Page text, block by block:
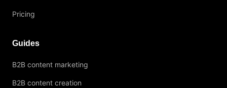
Pricing
Guides
B2B content marketing
B2B content creation